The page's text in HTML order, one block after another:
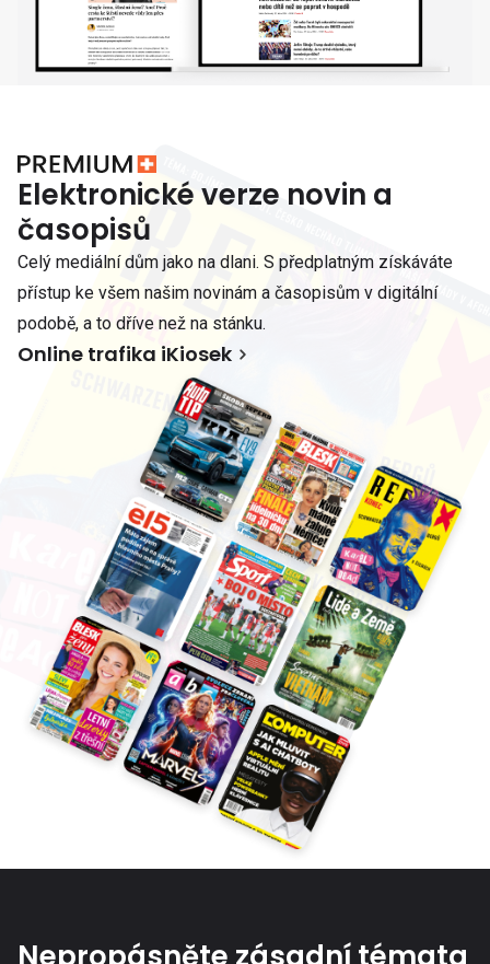
Elektronické verze novin a
časopisů
Celý mediální dům jako na dlani. S předplatným získáváte
přístup ke všem našim novinám a časopisům v digitální
podobě, a to dříve než na stánku.
Online trafika iKiosek